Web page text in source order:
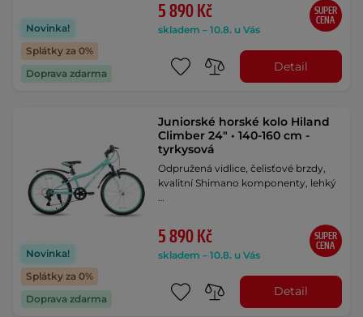
Novinka!
Splátky za 0%
Doprava zdarma
5 890 Kč
skladem – 10.8. u Vás
SUPER
CENA
Detail
Novinka!
Splátky za 0%
Doprava zdarma
Juniorské horské kolo Hiland
Climber 24" • 140-160 cm -
tyrkysová
Odpružená vidlice, čelisťové brzdy,
kvalitní Shimano komponenty, lehký
…
5 890 Kč
skladem – 10.8. u Vás
SUPER
CENA
Detail